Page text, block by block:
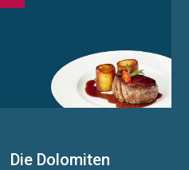
Die Dolomiten